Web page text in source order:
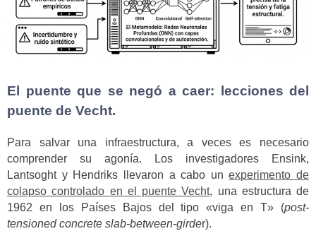
El puente que se negó a caer: lecciones del
puente de Vecht.
Para salvar una infraestructura, a veces es necesario
comprender su agonía. Los investigadores Ensink,
Lantsoght y Hendriks llevaron a cabo unexperimento de
colapso controlado en el puente Vecht, una estructura de
1962 en los Países Bajos del tipo «viga en T» (post-
tensioned concrete slab-between-girder).